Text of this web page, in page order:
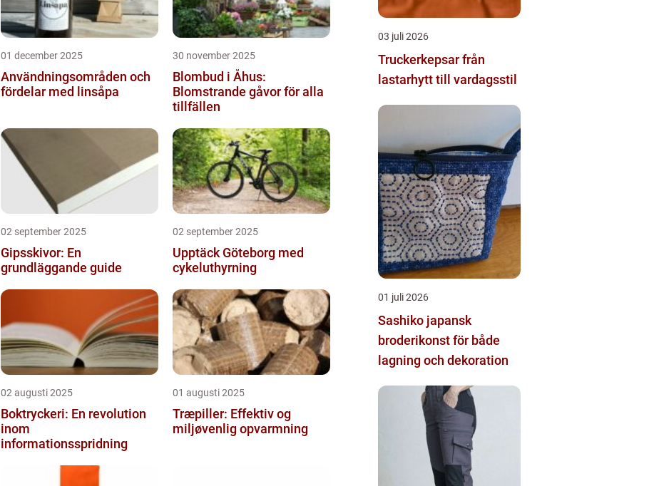
01 december 2025
Användningsområden och
fördelar med linsåpa
30 november 2025
Blombud i Åhus:
Blomstrande gåvor för alla
tillfällen
02 september 2025
Gipsskivor: En
grundläggande guide
02 september 2025
Upptäck Göteborg med
cykeluthyrning
02 augusti 2025
Boktryckeri: En revolution
inom
informationsspridning
01 augusti 2025
Træpiller: Effektiv og
miljøvenlig opvarmning
03 juli 2026
Truckerkepsar från
lastarhytt till vardagsstil
01 juli 2026
Sashiko japansk
broderikonst för både
lagning och dekoration